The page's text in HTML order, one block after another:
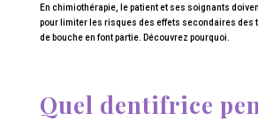
En chimiothérapie, le patient et ses soignants
pour limiter les risques des effets secondaires des
de bouche en font partie. Découvrez pourquoi.
Quel dentifrice